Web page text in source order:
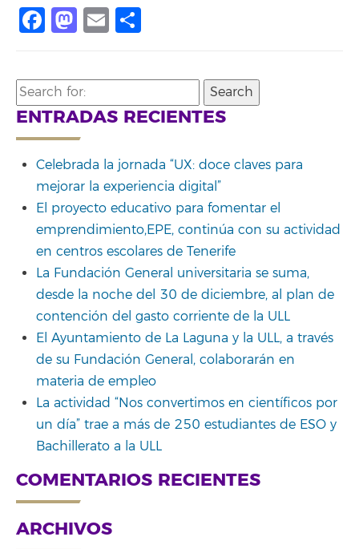
Facebook
Mastodon
Email
Search
for:
ENTRADAS RECIENTES
Celebrada la jornada “UX: doce claves para
mejorar la experiencia digital”
El proyecto educativo para fomentar el
emprendimiento,EPE, continúa con su actividad
en centros escolares de Tenerife
La Fundación General universitaria se suma,
desde la noche del 30 de diciembre, al plan de
contención del gasto corriente de la ULL
El Ayuntamiento de La Laguna y la ULL, a través
de su Fundación General, colaborarán en
materia de empleo
La actividad “Nos convertimos en científicos por
un día” trae a más de 250 estudiantes de ESO y
Bachillerato a la ULL
COMENTARIOS RECIENTES
ARCHIVOS